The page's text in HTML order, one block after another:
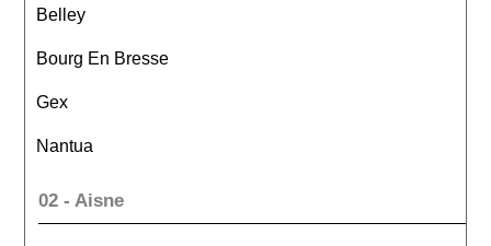
Belley
Bourg En Bresse
Gex
Nantua
02 - Aisne